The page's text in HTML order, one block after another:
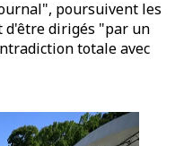
poursuivent les
d'être dirigés "par un
totale avec